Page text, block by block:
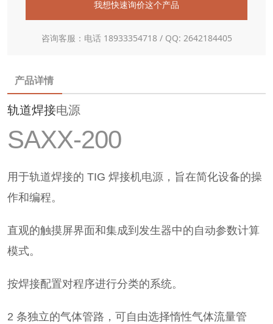
我想快速询价这个产品
咨询客服：电话 18933354718 / QQ: 2642184405
产品详情
轨道焊接电源
SAXX-200
用于轨道焊接的 TIG 焊接机电源 ，旨在简化设备的操
作和编程。
直观的触摸屏界面和集成到发生器中的自动参数计算
模式。
按焊接配置对程序进行分类的系统。
2 条独立的气体管路，可自由选择惰性气体流量管